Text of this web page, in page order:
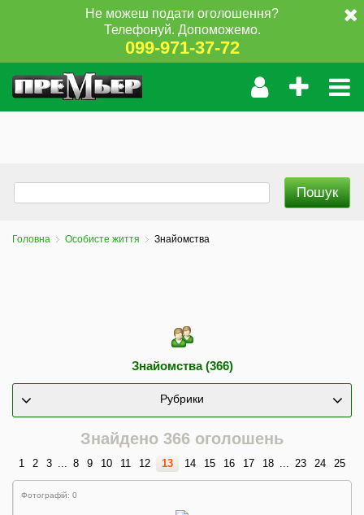
Не можеш подати оголошення?
Телефонуй. Допоможемо.
099-971-37-72
Головна Особисте життя Знайомства
Знайомства (366)
Рубрики
Знайдено 366 оголошень
1 2 3 ... 8 9 10 11 12 13 14 15 16 17 18 ... 23 24 25
Фотографій: 0